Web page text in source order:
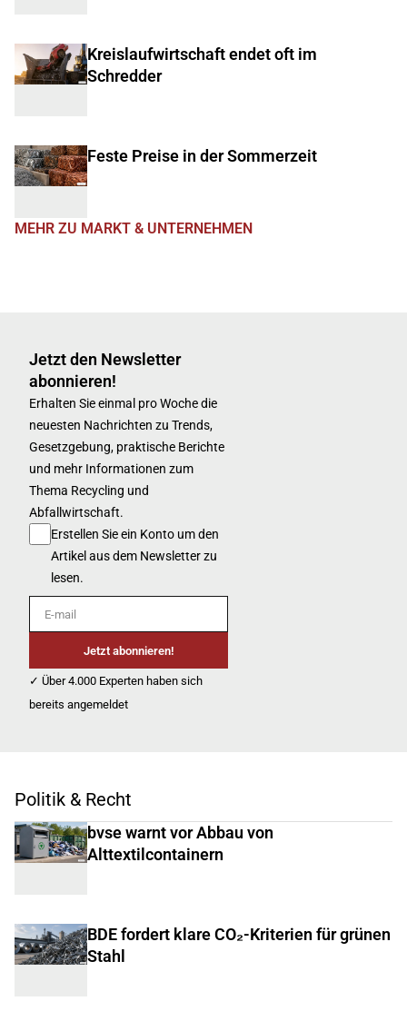
Kreislaufwirtschaft endet oft im
Schredder
Feste Preise in der Sommerzeit
MEHR ZU MARKT & UNTERNEHMEN
Jetzt den Newsletter
abonnieren!
Erhalten Sie einmal pro Woche die
neuesten Nachrichten zu Trends,
Gesetzgebung, praktische Berichte
und mehr Informationen zum
Thema Recycling und
Abfallwirtschaft.
Erstellen Sie ein Konto um den
Artikel aus dem Newsletter zu
lesen.
E-mail
Jetzt abonnieren!
✓ Über 4.000 Experten haben sich
bereits angemeldet
Politik & Recht
bvse warnt vor Abbau von
Alttextilcontainern
BDE fordert klare CO₂-Kriterien für grünen
Stahl